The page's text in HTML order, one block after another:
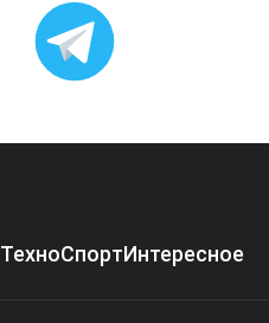
ТехноСпортИнтересное